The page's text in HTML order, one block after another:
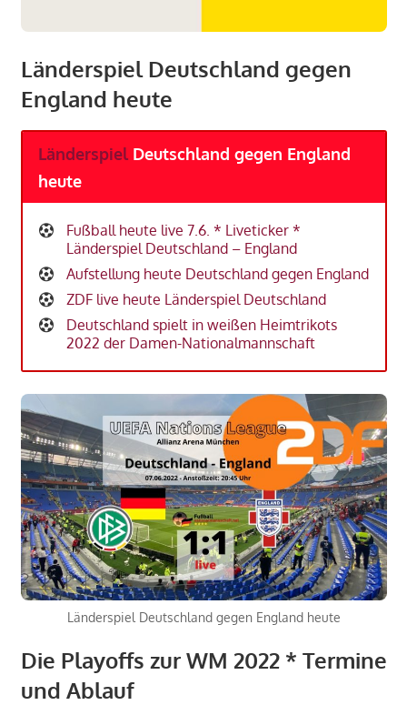
Länderspiel Deutschland gegen
England heute
Länderspiel Deutschland gegen England
heute
Fußball heute live 7.6. * Liveticker *
Länderspiel Deutschland – England
Aufstellung heute Deutschland gegen England
ZDF live heute Länderspiel Deutschland
Deutschland spielt in weißen Heimtrikots
2022 der Damen-Nationalmannschaft
Länderspiel Deutschland gegen England heute
Die Playoffs zur WM 2022 * Termine
und Ablauf